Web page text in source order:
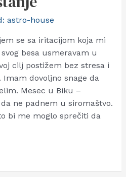
astro-house
se sa iritacijom koja mi
besa usmeravam u
cilj postižem bez stresa i
dovoljno snage da
Mesec u Biku –
ne padnem u siromaštvo.
bi me moglo sprečiti da